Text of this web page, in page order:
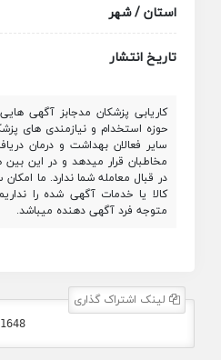
استان / شهر
تاریخ انتشار
کاریابی پزشکان مدجابز آگهی
حوزه استخدام و نیازمندی های
سایر فعالان بهداشت و درمان
مخاطبان قرار میدهد و در این
در قبال معامله شما ندارد. ما
کالا یا خدمات آگهی شده را
متوجه فرد آگهی دهنده میباشد.
لینک اشتراک گذاری